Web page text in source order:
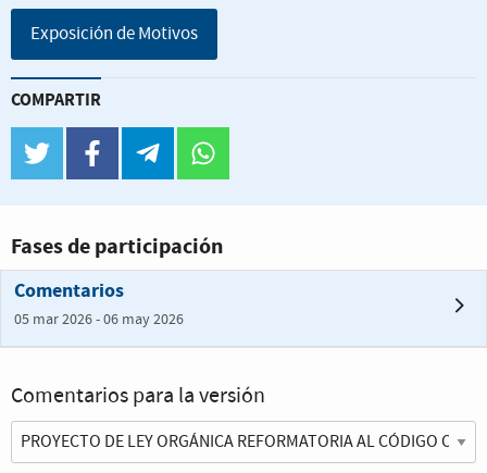
Exposición de Motivos
COMPARTIR
twitter facebook telegram
Fases de participación
Comentarios
05 mar 2026 - 06 may 2026
Comentarios para la versión